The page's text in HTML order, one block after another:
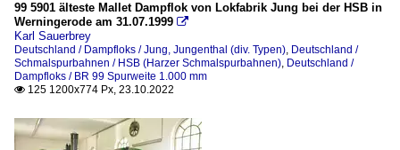
99 5901 älteste Mallet Dampflok von Lokfabrik Jung bei der HSB in
Werningerode am 31.07.1999 
Karl Sauerbrey
Deutschland / Dampfloks / Jung, Jungenthal (div. Typen), Deutschland /
Schmalspurbahnen / HSB (Harzer Schmalspurbahnen), Deutschland /
Dampfloks / BR 99 Spurweite 1.000 mm
 125 1200x774 Px, 23.10.2022